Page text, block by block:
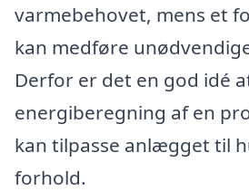
varmebehovet, mens et
kan medføre
Derfor er det en god idé
energiberegning af en
kan tilpasse anlægget til
forhold.